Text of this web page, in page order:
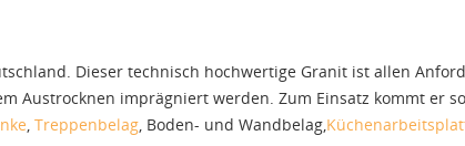
Dieser technisch hochwertige Granit ist allen
imprägniert werden. Zum Einsatz kommt er
, Treppenbelag, Boden- und Wandbelag,